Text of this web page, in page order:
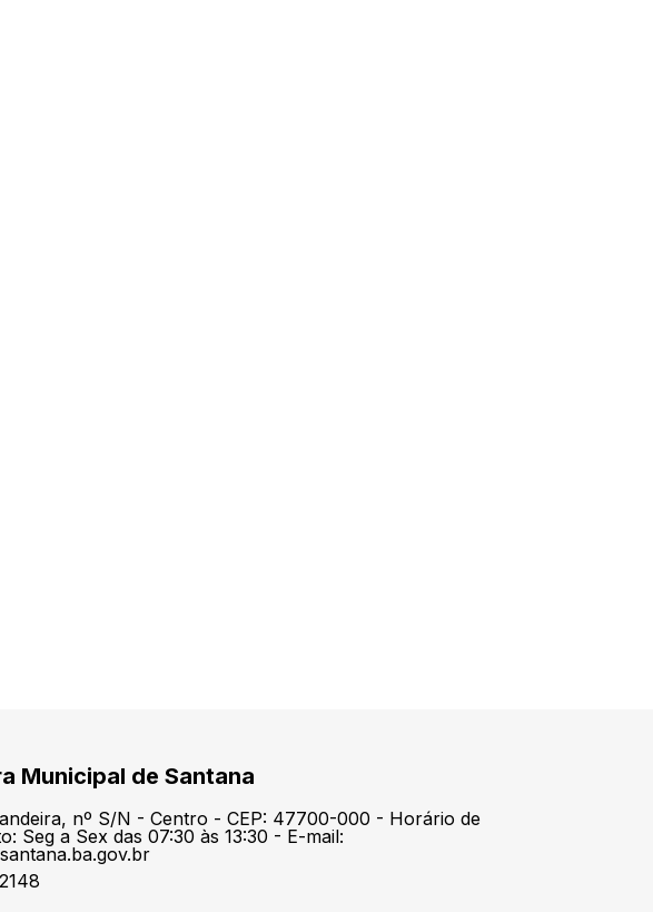
Municipal de Santana
nº S/N - Centro - CEP: 47700-000 - Horário de
Seg a Sex das 07:30 às 13:30 - E-mail: